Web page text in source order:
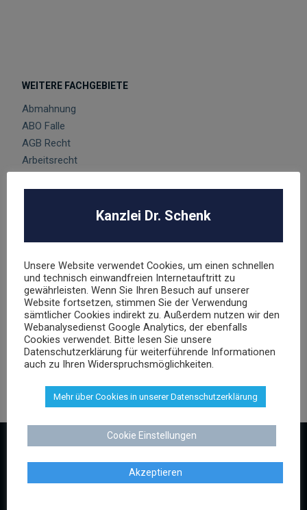
WEITERE FACHGEBIETE
Abmahnung
ABO Falle
AGB Recht
Arbeitsrecht
negative Bewertungen
Presserecht
Urheberrecht
Veranstaltungsrecht
Versicherungsrecht
Vertragsrecht
Wettbewerbsrecht
Kanzlei Dr. Schenk
Unsere Website verwendet Cookies, um einen schnellen
und technisch einwandfreien Internetauftritt zu
gewährleisten. Wenn Sie Ihren Besuch auf unserer
Website fortsetzen, stimmen Sie der Verwendung
sämtlicher Cookies indirekt zu. Außerdem nutzen wir den
Webanalysedienst Google Analytics, der ebenfalls
Cookies verwendet. Bitte lesen Sie unsere
Datenschutzerklärung für weiterführende Informationen
auch zu Ihren Widerspruchsmöglichkeiten.
Mehr über Cookies in unserer Datenschutzerklärung
Cookie Einstellungen
Akzeptieren